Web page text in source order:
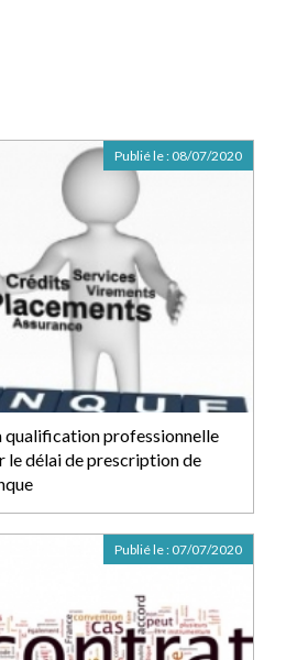
qualification professionnelle
le délai de prescription de
Publié le : 08/07/2020
Publié le : 07/07/2020